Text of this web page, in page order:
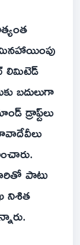
లిమిటెడ్
బదులుగా
డ్రాఫ్ట్‌లు
పాటు
నిశిత